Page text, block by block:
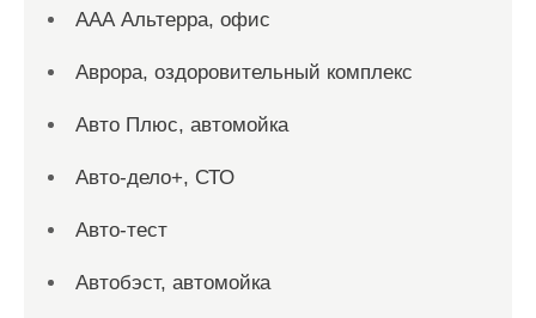
ААА Альтерра, офис
Аврора, оздоровительный комплекс
Авто Плюс, автомойка
Авто-дело+, СТО
Авто-тест
Автобэст, автомойка